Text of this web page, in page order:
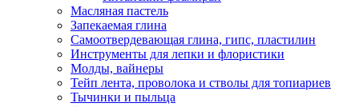
Масляная пастель
Запекаемая глина
Самоотвердевающая глина, гипс, пластилин
Инструменты для лепки и флористики
Молды, вайнеры
Тейп лента, проволока и стволы для топиариев
Тычинки и пыльца